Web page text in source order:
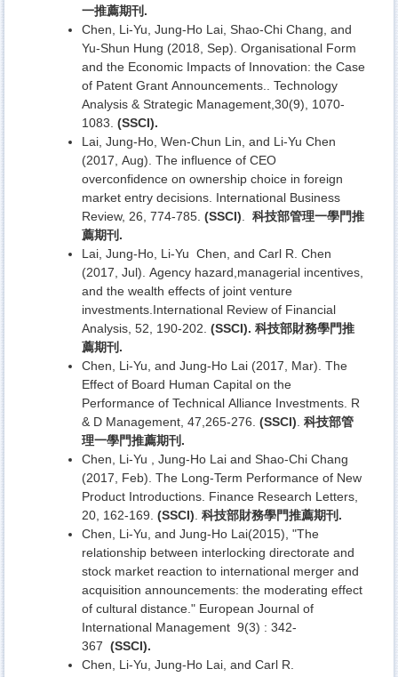
一推薦期刊.
Chen, Li-Yu, Jung-Ho Lai, Shao-Chi Chang, and
Yu-Shun Hung (2018, Sep). Organisational Form
and the Economic Impacts of Innovation: the Case
of Patent Grant Announcements.. Technology
Analysis & Strategic Management,30(9), 1070-
1083. (SSCI).
Lai, Jung-Ho, Wen-Chun Lin, and Li-Yu Chen
(2017, Aug). The influence of CEO
overconfidence on ownership choice in foreign
market entry decisions. International Business
Review, 26, 774-785. (SSCI)
科技部管理一學門推
薦期刊.
Lai, Jung-Ho, Li-Yu Chen, and Carl R. Chen
(2017, Jul). Agency hazard,managerial incentives,
and the wealth effects of joint venture
investments.International Review of Financial
Analysis, 52, 190-202. (SSCI). 科技部財務學門推
薦期刊.
Chen, Li-Yu, and Jung-Ho Lai (2017, Mar). The
Effect of Board Human Capital on the
Performance of Technical Alliance Investments. R
& D Management, 47,265-276. (SSCI) 科技部管
理一學門推薦期刊.
Chen, Li-Yu , Jung-Ho Lai and Shao-Chi Chang
(2017, Feb). The Long-Term Performance of New
Product Introductions. Finance Research Letters,
20, 162-169. (SSCI) 科技部財務學門推薦期刊.
Chen, Li-Yu, and Jung-Ho Lai(2015), "The
relationship between interlocking directorate and
stock market reaction to international merger and
acquisition announcements: the moderating effect
of cultural distance." European Journal of
International Management 9(3) : 342-
367 (SSCI).
Chen, Li-Yu, Jung-Ho Lai, and Carl R.